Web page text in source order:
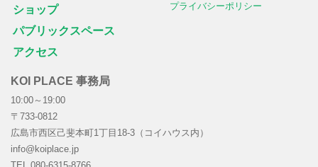
ショップ
パブリックスペース
アクセス
プライバシーポリシー
KOI PLACE 事務局
10:00～19:00
〒733-0812
広島市西区己斐本町1丁目18-3（コイハウス内）
info@koiplace.jp